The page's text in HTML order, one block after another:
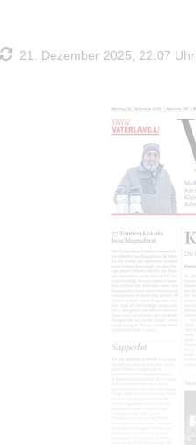
21. Dezember 2025, 22:07 Uhr